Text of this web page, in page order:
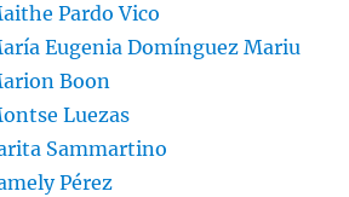
Pardo Vico
Eugenia Domínguez Mariu
Boon
Luezas
Sammartino
Pérez